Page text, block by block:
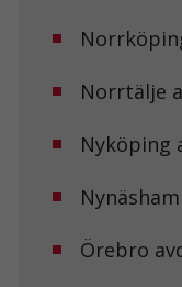
Norrtälje
Nyköping
Örebro